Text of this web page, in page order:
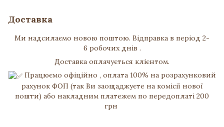
Доставка
Ми надсилаємо новою поштою. Відправка в період 2-
6 робочих днів .
Доставка оплачується клієнтом.
Працюємо офіційно , оплата 100% на розрахунковий
рахунок ФОП (так Ви заощаджуєте на комісії нової
пошти) або накладним платежем по передоплаті 200
грн